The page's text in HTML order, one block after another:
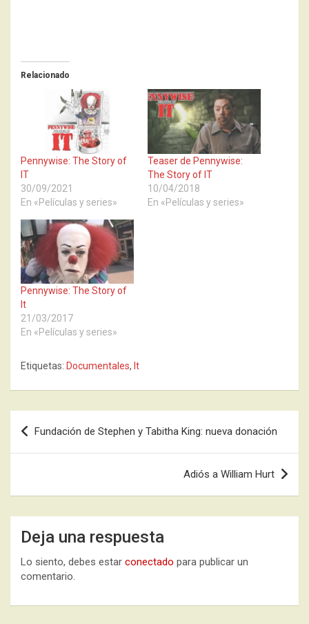
Relacionado
Pennywise: The Story of
IT
30/09/2021
En «Películas y series»
Teaser de Pennywise:
The Story of IT
10/04/2018
En «Películas y series»
Pennywise: The Story of
It
21/03/2017
En «Películas y series»
Etiquetas: Documentales, It
Navegación
de
Fundación de Stephen y Tabitha King: nueva donación
Adiós a William Hurt
Deja una respuesta
Lo siento, debes estar conectado para publicar un
comentario.